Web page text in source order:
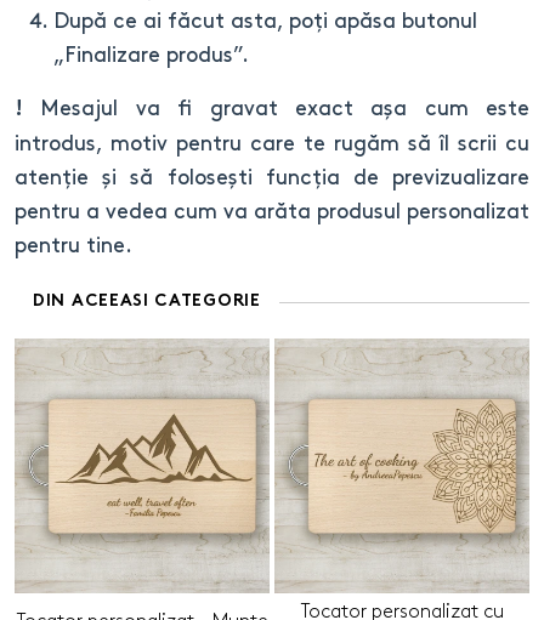
După ce ai făcut asta, poți apăsa butonul
„Finalizare produs”.
!
Mesajul va fi gravat exact așa cum este
introdus, motiv pentru care te rugăm să îl scrii cu
atenție și să folosești funcția de previzualizare
pentru a vedea cum va arăta produsul personalizat
pentru tine.
DIN ACEEASI CATEGORIE
Tocator personalizat cu